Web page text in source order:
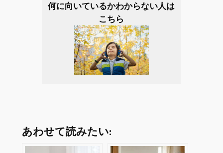
何に向いているかわからない人は
こちら
あわせて読みたい: